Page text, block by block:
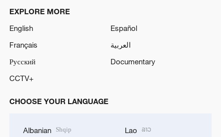
EXPLORE MORE
English
Español
Français
العربية
Русский
Documentary
CCTV+
CHOOSE YOUR LANGUAGE
Albanian Shqip Lao ລາວ